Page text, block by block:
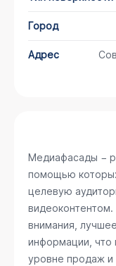
Город
Адрес
Медиафасады −
помощью
целевую
внимания,
информации, что
уровне продаж и